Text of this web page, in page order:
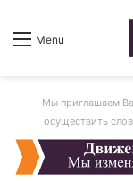
Menu
Мы приглашаем
осуществить